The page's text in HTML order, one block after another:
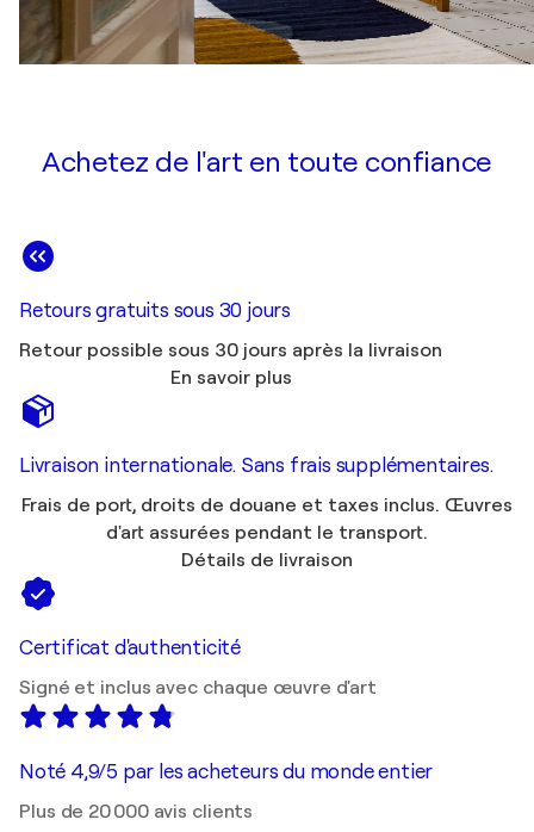
Achetez de l'art en toute confiance
Retours gratuits sous 30 jours
Retour possible sous 30 jours après la livraison
En savoir plus
Livraison internationale. Sans frais supplémentaires.
Frais de port, droits de douane et taxes inclus. Œuvres
d'art assurées pendant le transport.
Détails de livraison
Certificat d'authenticité
Signé et inclus avec chaque œuvre d'art
Noté 4,9/5 par les acheteurs du monde entier
Plus de 20 000 avis clients